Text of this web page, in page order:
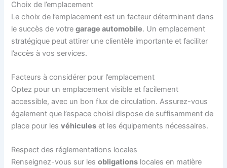
Choix de l’emplacement
Le choix de l’emplacement est un facteur déterminant dans
le succès de votregarage automobile. Un emplacement
stratégique peut attirer une clientèle importante et faciliter
l’accès à vos services.
Facteurs à considérer pour l’emplacement
Optez pour un emplacement visible et facilement
accessible, avec un bon flux de circulation. Assurez-vous
également que l’espace choisi dispose de suffisamment de
place pour lesvéhicules et les équipements nécessaires.
Respect des réglementations locales
Renseignez-vous sur lesobligations locales en matière